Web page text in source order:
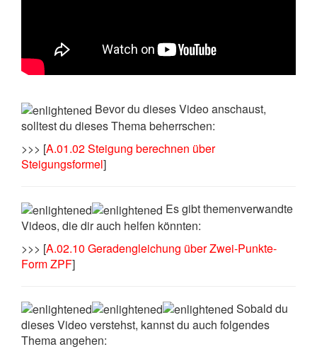
Bevor du dieses Video anschaust,
solltest du dieses Thema beherrschen:
>>> [A.01.02 Steigung berechnen über
Steigungsformel]
Es gibt themenverwandte
Videos, die dir auch helfen könnten:
>>> [A.02.10 Geradengleichung über Zwei-Punkte-
Form ZPF]
Sobald du
dieses Video verstehst, kannst du auch folgendes
Thema angehen: